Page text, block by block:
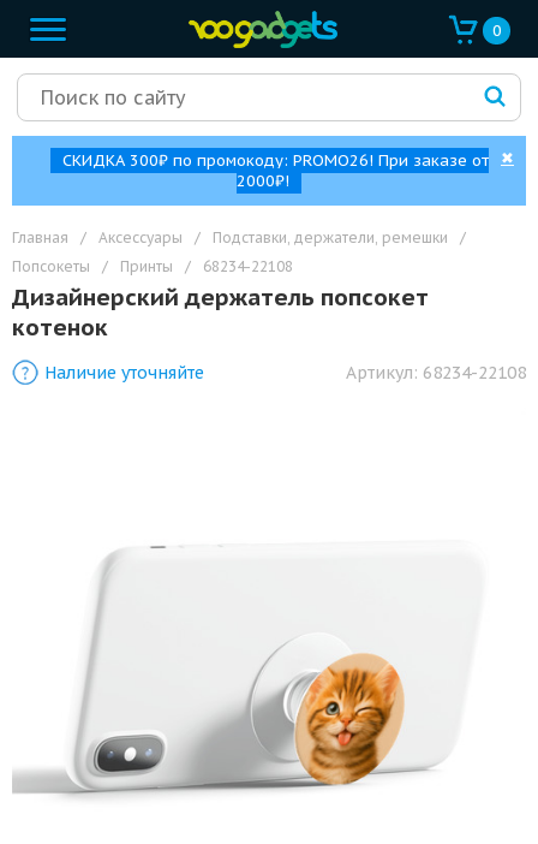
0
СКИДКА 300₽ по промокоду: PROMO26! При заказе от
2000₽!
✖
Главная / Аксессуары / Подставки, держатели, ремешки
/
Попсокеты
/ Принты / 68234-22108
Дизайнерский держатель попсокет
котенок
Наличие уточняйте Артикул: 68234-22108